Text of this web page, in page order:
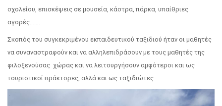
σχολείου, επισκέψεις σε μουσεία, κάστρα, πάρκα, υπαίθριες
αγορές…….
Σκοπός του συγκεκριμένου εκπαιδευτικού ταξιδιού ήταν οι μαθητές
να συναναστραφούν και να αλληλεπιδράσουν με τους μαθητές της
φιλοξενούσας χώρας και να λειτουργήσουν αμφότεροι και ως
τουριστικοί πράκτορες, αλλά και ως ταξιδιώτες.